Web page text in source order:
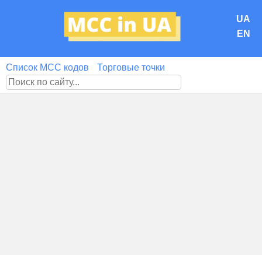
UA
EN
Список MCC кодов Торговые точки